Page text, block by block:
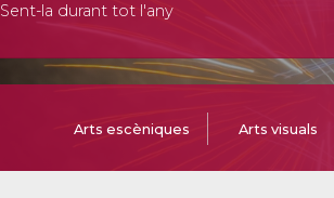
Sent-la durant tot l'any
Arts escèniques Arts visuals